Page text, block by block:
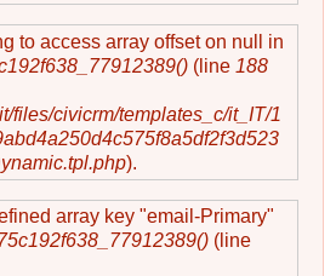
to access array offset on null in
(line 188
files/civicrm/templates_c/it_IT/1
).
array key "email-Primary"
(line